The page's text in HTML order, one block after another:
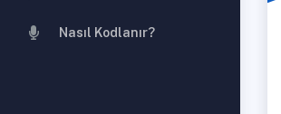
Nasıl Kodlanır?